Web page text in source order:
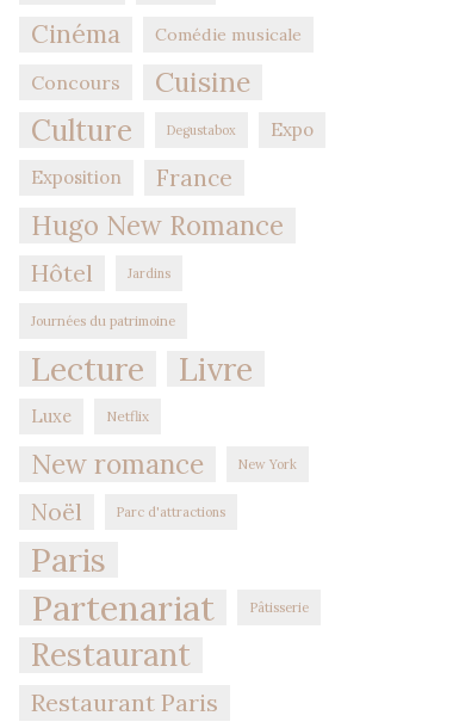
Cinéma Comédie musicale
Concours Cuisine
Culture Degustabox Expo
Exposition France
Hugo New Romance
Hôtel Jardins
Journées du patrimoine
Lecture Livre
Luxe Netflix
New romance New York
Noël Parc d'attractions
Paris
Partenariat Pâtisserie
Restaurant
Restaurant Paris